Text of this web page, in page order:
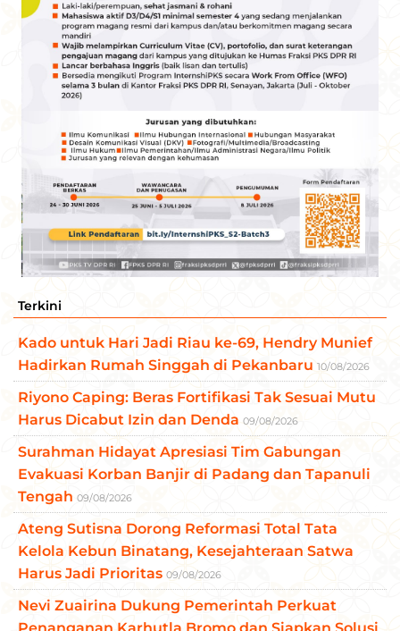
Terkini
Kado untuk Hari Jadi Riau ke-69, Hendry Munief
Hadirkan Rumah Singgah di Pekanbaru 10/08/2026
Riyono Caping: Beras Fortifikasi Tak Sesuai Mutu
Harus Dicabut Izin dan Denda 09/08/2026
Surahman Hidayat Apresiasi Tim Gabungan
Evakuasi Korban Banjir di Padang dan Tapanuli
Tengah 09/08/2026
Ateng Sutisna Dorong Reformasi Total Tata
Kelola Kebun Binatang, Kesejahteraan Satwa
Harus Jadi Prioritas 09/08/2026
Nevi Zuairina Dukung Pemerintah Perkuat